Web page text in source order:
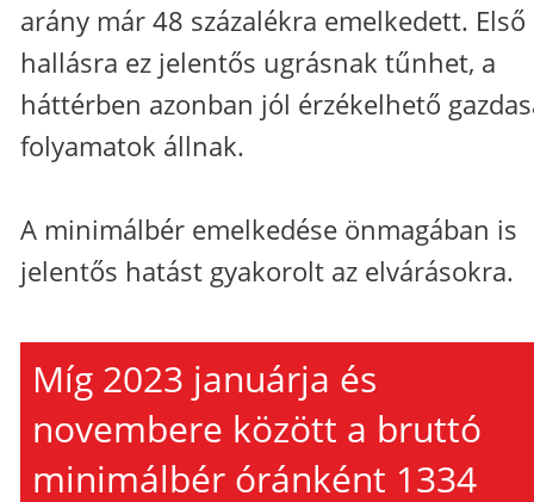
arány már 48 százalékra emelkedett. Első
hallásra ez jelentős ugrásnak tűnhet, a
háttérben azonban jól érzékelhető
folyamatok állnak.
A minimálbér emelkedése önmagában is
jelentős hatást gyakorolt az elvárásokra.
Míg 2023 januárja és
novembere között a bruttó
minimálbér óránként 1334